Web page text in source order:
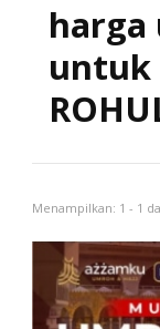
harga
untuk
Menampilkan: 1 - 1